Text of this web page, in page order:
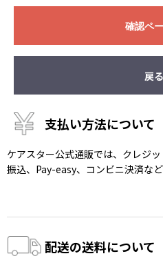
確認ペ
戻る
支払い方法について
ケアスター公式通販では、クレジ
振込、Pay-easy、コンビニ決済な
配送の送料について